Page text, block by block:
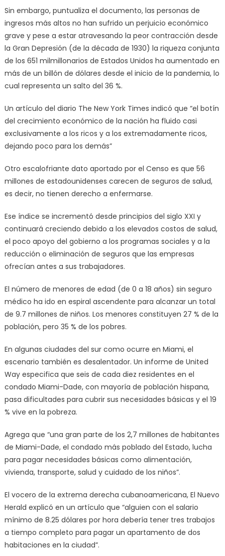
Sin embargo, puntualiza el documento, las personas de
ingresos más altos no han sufrido un perjuicio económico
grave y pese a estar atravesando la peor contracción desde
la Gran Depresión (de la década de 1930) la riqueza conjunta
de los 651 milmillonarios de Estados Unidos ha aumentado en
más de un billón de dólares desde el inicio de la pandemia, lo
cual representa un salto del 36 %.
Un artículo del diario The New York Times indicó que “el botín
del crecimiento económico de la nación ha fluido casi
exclusivamente a los ricos y a los extremadamente ricos,
dejando poco para los demás”
Otro escalofriante dato aportado por el Censo es que 56
millones de estadounidenses carecen de seguros de salud,
es decir, no tienen derecho a enfermarse.
Ese índice se incrementó desde principios del siglo XXI y
continuará creciendo debido a los elevados costos de salud,
el poco apoyo del gobierno a los programas sociales y a la
reducción o eliminación de seguros que las empresas
ofrecían antes a sus trabajadores.
El número de menores de edad (de 0 a 18 años) sin seguro
médico ha ido en espiral ascendente para alcanzar un total
de 9.7 millones de niños. Los menores constituyen 27 % de la
población, pero 35 % de los pobres.
En algunas ciudades del sur como ocurre en Miami, el
escenario también es desalentador. Un informe de United
Way especifica que seis de cada diez residentes en el
condado Miami-Dade, con mayoría de población hispana,
pasa dificultades para cubrir sus necesidades básicas y el 19
% vive en la pobreza.
Agrega que “una gran parte de los 2,7 millones de habitantes
de Miami-Dade, el condado más poblado del Estado, lucha
para pagar necesidades básicas como alimentación,
vivienda, transporte, salud y cuidado de los niños”.
El vocero de la extrema derecha cubanoamericana, El Nuevo
Herald explicó en un artículo que “alguien con el salario
mínimo de 8.25 dólares por hora debería tener tres trabajos
a tiempo completo para pagar un apartamento de dos
habitaciones en la ciudad”.